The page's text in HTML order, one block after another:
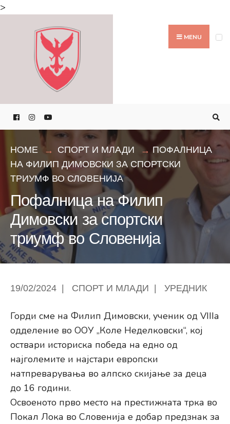
>
MENU
HOME СПОРТ И МЛАДИ
ПОФАЛНИЦА
НА ФИЛИП ДИМОВСКИ ЗА СПОРТСКИ
ТРИУМФ ВО СЛОВЕНИЈА
Пофалница на Филип
Димовски за спортски
триумф во Словенија
19/02/2024 СПОРТ И МЛАДИ УРЕДНИК
Горди сме на Филип Димовски, ученик од VIIIa
одделение во ООУ „Коле Неделковски“, кој
оствари историска победа на едно од
најголемите и најстари европски
натпреварувања во алпско скијање за деца
до 16 години.
Освоеното прво место на престижната трка во
Покал Лока во Словенија е добар предзнак за